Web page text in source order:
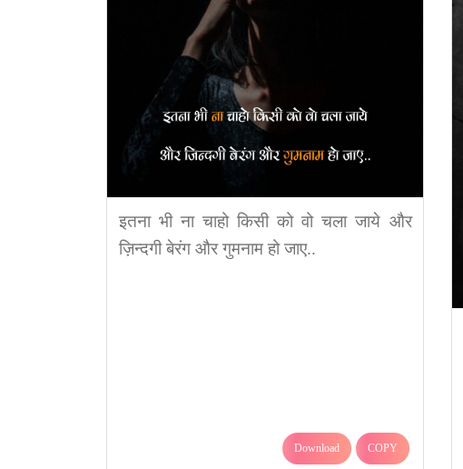
इतना भी ना चाहो किसी को वो चला जाये और
ज़िन्दगी बेरंग और गुमनाम हो जाए..
Download COPY